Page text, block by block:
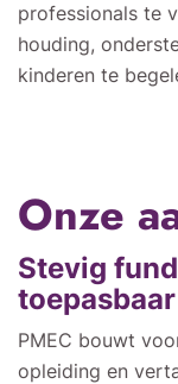
professionals te
houding,
kinderen te
Onze
Stevig
toepasbaar
PMEC bouwt
opleiding en